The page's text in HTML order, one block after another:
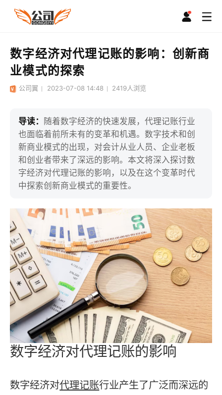
数字经济对代理记账的影响：创新商
业模式的探索
公司翼 2023-07-08 14:48 2419人浏览
导读：
随着数字经济的快速发展，代理记账行业
也面临着前所未有的变革和机遇。数字技术和创
新商业模式的出现，对会计从业人员、企业老板
和创业者带来了深远的影响。本文将深入探讨数
字经济对代理记账的影响，以及在这个变革时代
中探索创新商业模式的重要性。
数字经济对代理记账的影响
数字经济对代理记账行业产生了广泛而深远的